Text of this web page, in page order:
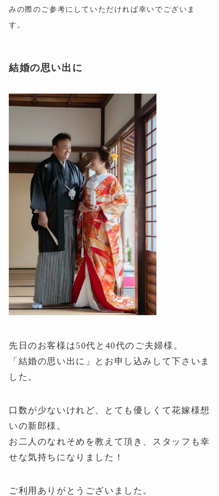
みの際のご参考にしていただければ幸いでございま
す。
結婚の思い出に
先日のお客様は50代と40代のご夫婦様。
「結婚の思い出に」とお申し込みして下さいま
した。
口数が少ないけれど、とても優しくて花嫁様想
いの新郎様。
お二人のなれそめを教えて頂き、スタッフも幸
せな気持ちになりました！
ご利用ありがとうございました。